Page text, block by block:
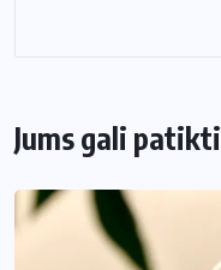
Jums gali patikti